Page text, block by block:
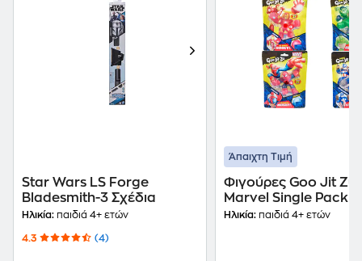
Star Wars LS Forge
Bladesmith-3 Σχέδια
Ηλικία: παιδιά 4+ ετών
4.3 (4)
Άπαιχτη Τιμή
Φιγούρες Goo Jit Zu
Marvel Single Pack -
Σχέδια (GJT04000)
Ηλικία: παιδιά 4+ ετών